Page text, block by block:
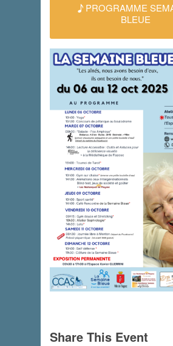
PROGRAMME
BLEUE
Share This Event